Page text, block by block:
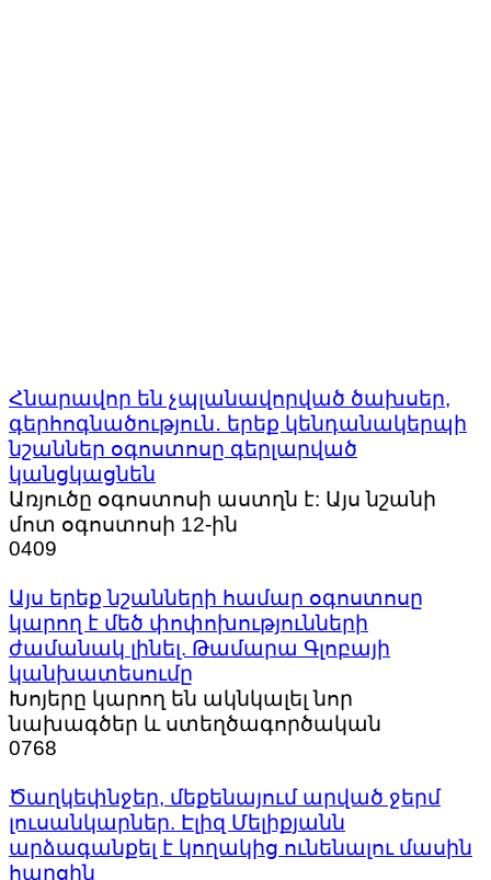
Հնարավոր են չպլանավորված ծախսեր,
գերհոգնածություն․ երեք կենդանակերպի
նշաններ օգոստոսը գերլարված
կանցկացնեն
Առյուծը օգոստոսի աստղն է: Այս նշանի
մոտ օգոստոսի 12-ին
0409
Այս երեք նշանների համար օգոստոսը
կարող է մեծ փոփոխությունների
ժամանակ լինել. Թամարա Գլոբայի
կանխատեսումը
Խոյերը կարող են ակնկալել նոր
նախագծեր և ստեղծագործական
0768
Ծաղկեփնջեր, մեքենայում արված ջերմ
լուսանկարներ. Էլիզ Մելիքյանն
արձագանքել է կողակից ունենալու մասին
հարցին